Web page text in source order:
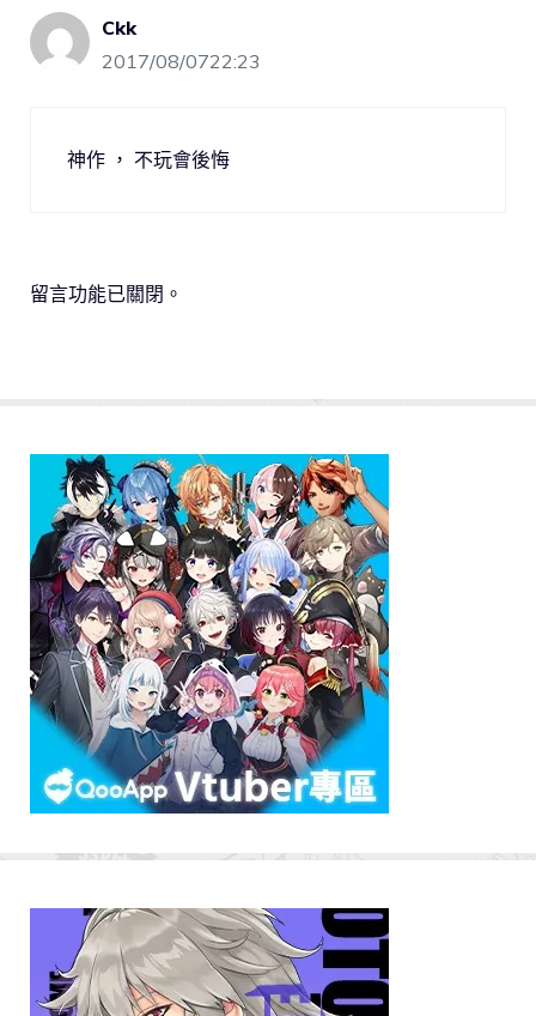
Ckk
2017/08/0722:23
神作 ， 不玩會後悔
留言功能已關閉。